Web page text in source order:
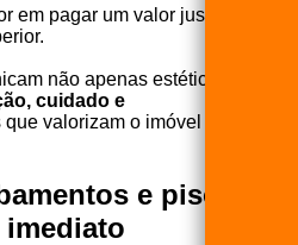
em pagar um valor justo —
não apenas estética,
cuidado e
que valorizam o imóvel a
e piso: o